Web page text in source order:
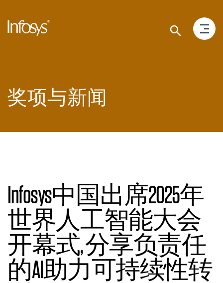
奖项与新闻
Infosys中国出席2025年
世界人工智能大会
开幕式, 分享负责任
的AI助力可持续性转